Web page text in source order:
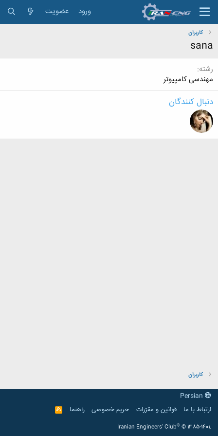
ورود عضویت
کاربران
sana
رشته
مهندسی کامپیوتر
دنبال کنندگان
کاربران
ارتباط با ما
قوانین و مقرّرات حریم خصوصی راهنما
R
S
Iranian Engineers' Club® © 1385-1401.